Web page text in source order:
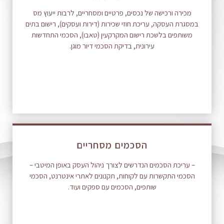
מכירה ורכישה של נכסים, פרטיים ומסחריים, לרבות ייעוץ מס
במסגרת העסקה, עריכת חוזי שכירות (דירות ועסקים), רישום בתים
משותפים בלשכת רישום המקרקעין (טאבו), הסכמי התחדשות
עירונית, בדיקת הסכמי דיור מוגן.
הסכמים מסחריים
– עריכת הסכמים הנדרשים לצורך ניהול העסק באופן המיטבי –
הסכמי התקשרות עם לקוחות, תקנונים לאתרי אינטרנט, הסכמי
שותפים, הסכמים עם ספקים ועוד.